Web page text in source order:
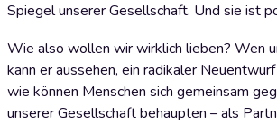
Spiegel unserer Gesellschaft. Und sie ist
Wie also wollen wir wirklich lieben? Wen
kann er aussehen, ein radikaler
wie können Menschen sich gemeinsam
unserer Gesellschaft behaupten – als